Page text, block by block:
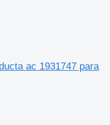
ac 1931747 para